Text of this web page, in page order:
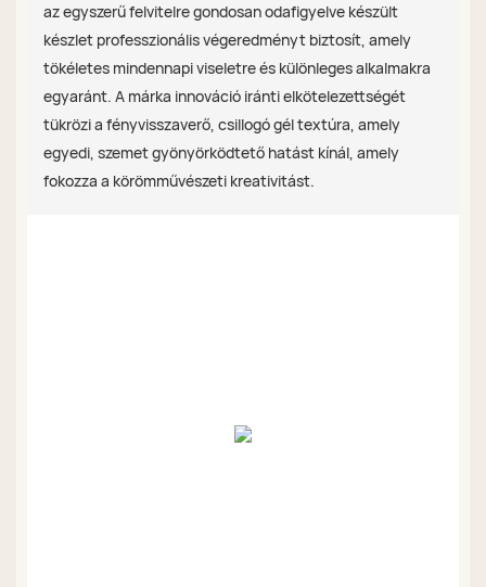
az egyszerű felvitelre gondosan odafigyelve készült
készlet professzionális végeredményt biztosít, amely
tökéletes mindennapi viseletre és különleges alkalmakra
egyaránt. A márka innováció iránti elkötelezettségét
tükrözi a fényvisszaverő, csillogó gél textúra, amely
egyedi, szemet gyönyörködtető hatást kínál, amely
fokozza a körömművészeti kreativitást.